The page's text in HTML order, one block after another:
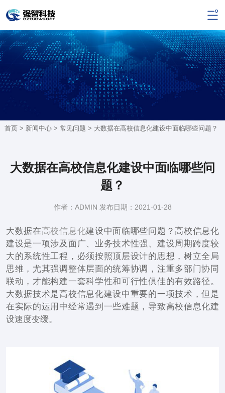
首页 > 新闻中心> 常见问题 > 大数据在高校信息化建设中面临哪些问题？
大数据在高校信息化建设中面临哪些问
题？
作者：ADMIN 发布日期：2021-01-28
大数据在高校信息化建设中面临哪些问题？高校信息化
建设是一项涉及面广、业务技术性强、建设周期跨度较
大的系统性工程，必须按照顶层设计的思想，树立全局
思维，尤其强调整体层面的统筹协调，注重多部门协同
联动，才能构建一套科学性和可行性俱佳的有效路径。
大数据技术是高校信息化建设中重要的一项技术，但是
在实际的运用中经常遇到一些难题，导致高校信息化建
设速度变缓。